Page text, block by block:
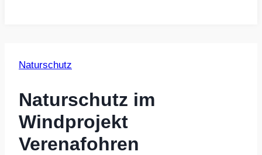
Naturschutz
Naturschutz im
Windprojekt
Verenafohren